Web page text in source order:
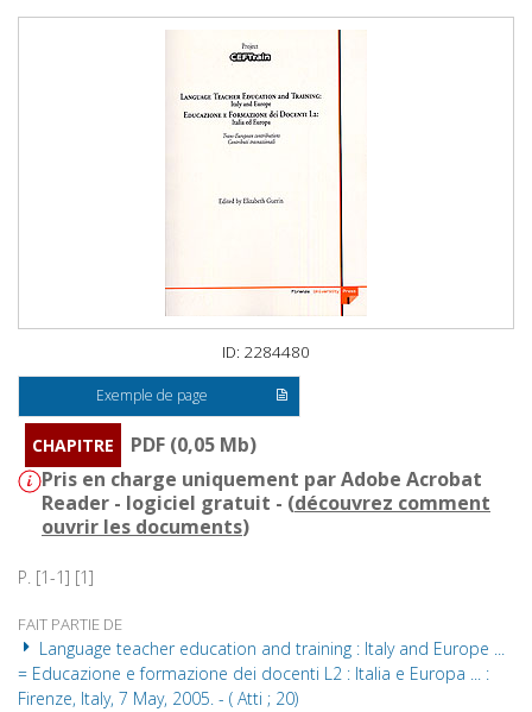
ID: 2284480
Exemple de page
CHAPITRE
PDF (0,05 Mb)
Pris en charge uniquement par Adobe Acrobat
Reader - logiciel gratuit - (découvrez comment
ouvrir les documents)
P. [1-1] [1]
FAIT PARTIE DE
Language teacher education and training : Italy and Europe ...
= Educazione e formazione dei docenti L2 : Italia e Europa ... :
Firenze, Italy, 7 May, 2005. - ( Atti ; 20)